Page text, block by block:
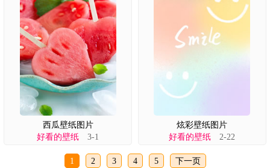
西瓜壁纸图片
好看的壁纸 3-1
炫彩壁纸图片
好看的壁纸 2-22
1 2 3 4 5 下一页